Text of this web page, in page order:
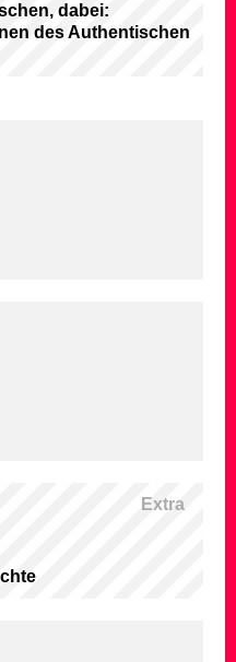
dabei:
des Authentischen
Extra